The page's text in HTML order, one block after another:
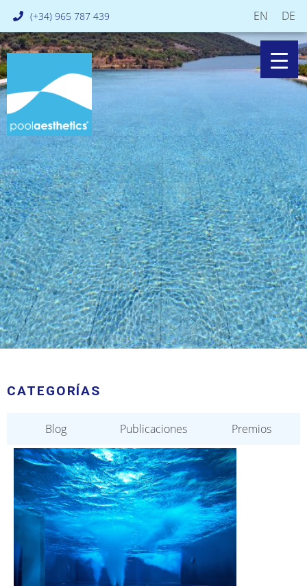
(+34) 965 787 439 EN DE
CATEGORÍAS
Blog Publicaciones Premios